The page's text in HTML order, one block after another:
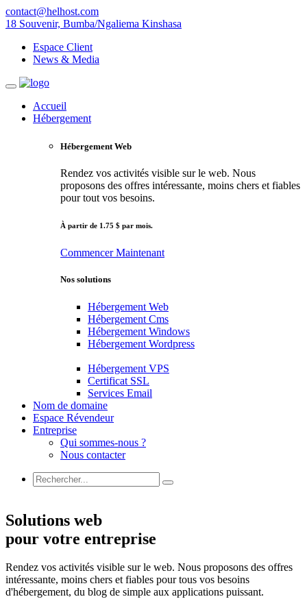
contact@helhost.com
18 Souvenir, Bumba/Ngaliema Kinshasa
Espace Client
News & Media
Accueil
Hébergement
Hébergement Web
Rendez vos activités visible sur le web. Nous
proposons des offres intéressante, moins chers et fiables
pour tout vos besoins.
À partir de 1.75 $ par mois.
CommencerMaintenant
Nos solutions
Hébergement Web
Hébergement Cms
Hébergement Windows
Hébergement Wordpress
Hébergement VPS
Certificat SSL
Services Email
Nom de domaine
Espace Révendeur
Entreprise
Qui sommes-nous ?
Nous contacter
Solutions web
pour votre entreprise
Rendez vos activités visible sur le web. Nous proposons des offres
intéressante, moins chers et fiables pour tous vos besoins
d'hébergement, du blog de simple aux applications puissant.